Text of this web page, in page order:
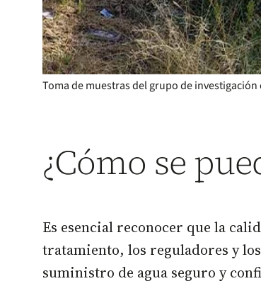
Toma de muestras del grupo de investigación
¿Cómo se
Es esencial reconocer que la
tratamiento, los reguladores y
suministro de agua seguro y